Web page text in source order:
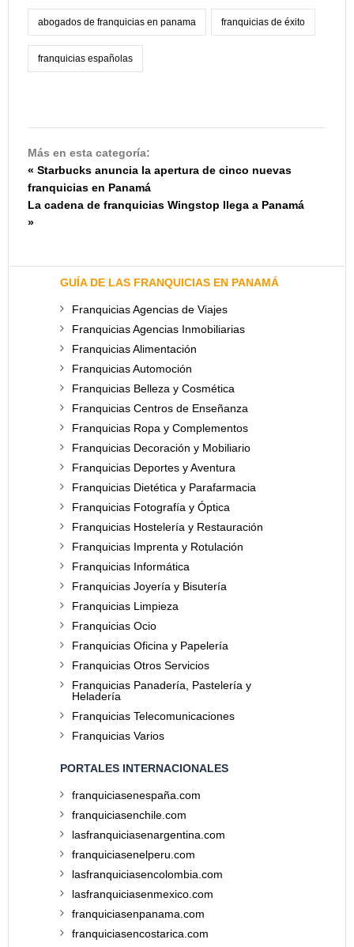
abogados de franquicias en panama franquicias de éxito
franquicias españolas
Más en esta categoría:
« Starbucks anuncia la apertura de cinco nuevas
franquicias en Panamá
La cadena de franquicias Wingstop llega a Panamá
»
GUÍA DE LAS FRANQUICIAS EN PANAMÁ
Franquicias Agencias de Viajes
Franquicias Agencias Inmobiliarias
Franquicias Alimentación
Franquicias Automoción
Franquicias Belleza y Cosmética
Franquicias Centros de Enseñanza
Franquicias Ropa y Complementos
Franquicias Decoración y Mobiliario
Franquicias Deportes y Aventura
Franquicias Dietética y Parafarmacia
Franquicias Fotografía y Óptica
Franquicias Hostelería y Restauración
Franquicias Imprenta y Rotulación
Franquicias Informática
Franquicias Joyería y Bisutería
Franquicias Limpieza
Franquicias Ocio
Franquicias Oficina y Papelería
Franquicias Otros Servicios
Franquicias Panadería, Pastelería y
Heladería
Franquicias Telecomunicaciones
Franquicias Varios
PORTALES INTERNACIONALES
franquiciasenespaña.com
franquiciasenchile.com
lasfranquiciasenargentina.com
franquiciasenelperu.com
lasfranquiciasencolombia.com
lasfranquiciasenmexico.com
franquiciasenpanama.com
franquiciasencostarica.com